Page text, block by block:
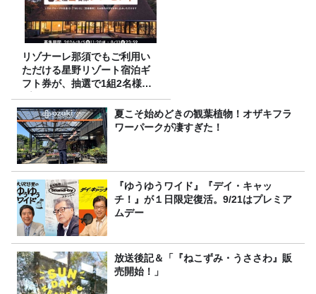
リゾナーレ那須でもご利用い
ただける星野リゾート宿泊ギ
フト券が、抽選で1組2名様に
プレゼント！
夏こそ始めどきの観葉植物！オザキフラ
ワーパークが凄すぎた！
『ゆうゆうワイド』『デイ・キャッ
チ！』が１日限定復活。9/21はプレミア
ムデー
放送後記＆「『ねこずみ・うささわ』販
売開始！」